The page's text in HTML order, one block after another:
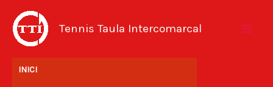
contingut
Tennis Taula Intercomarcal
INICI